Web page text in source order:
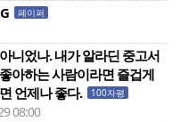
페이퍼
니었나. 내가 알라딘 중고서
아하는 사람이라면 즐겁게
언제나 좋다.
100자평
08:00